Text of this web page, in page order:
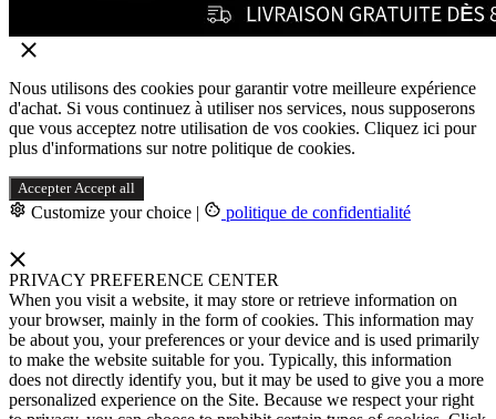
Nous utilisons des cookies pour garantir votre meilleure expérience
d'achat. Si vous continuez à utiliser nos services, nous supposerons
que vous acceptez notre utilisation de vos cookies. Cliquez ici pour
plus d'informations sur notre politique de cookies.
Accepter Accept all
Customize your choice | politique de confidentialité
PRIVACY PREFERENCE CENTER
When you visit a website, it may store or retrieve information on
your browser, mainly in the form of cookies. This information may
be about you, your preferences or your device and is used primarily
to make the website suitable for you. Typically, this information
does not directly identify you, but it may be used to give you a more
personalized experience on the Site. Because we respect your right